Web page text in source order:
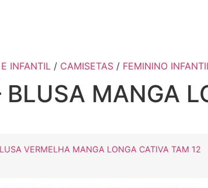
INFANTIL / CAMISETAS / FEMININO
BLUSA MANGA
VERMELHA MANGA LONGA CATIVA TAM 12